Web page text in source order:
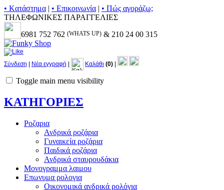
• Kατάστημα | • Επικοινωνία | • Πώς αγοράζω;
ΤΗΛΕΦΩΝΙΚΕΣ ΠΑΡΑΓΓΕΛΙΕΣ
6981 752 762 (WHATS UP) & 210 24 00 315
Σύνδεση Νέα εγγραφή Καλάθι (0)
Toggle main menu visibility
ΚΑΤΗΓΟΡΙΕΣ
Ροζαρια
Ανδρικά ροζάρια
Γυναικεία ροζάρια
Παιδικά ροζάρια
Ανδρικά σταυρουδάκια
Μονογραμμα λαιμου
Επωνυμα ρολογια
Οικονομικά ανδρικά ρολόγια